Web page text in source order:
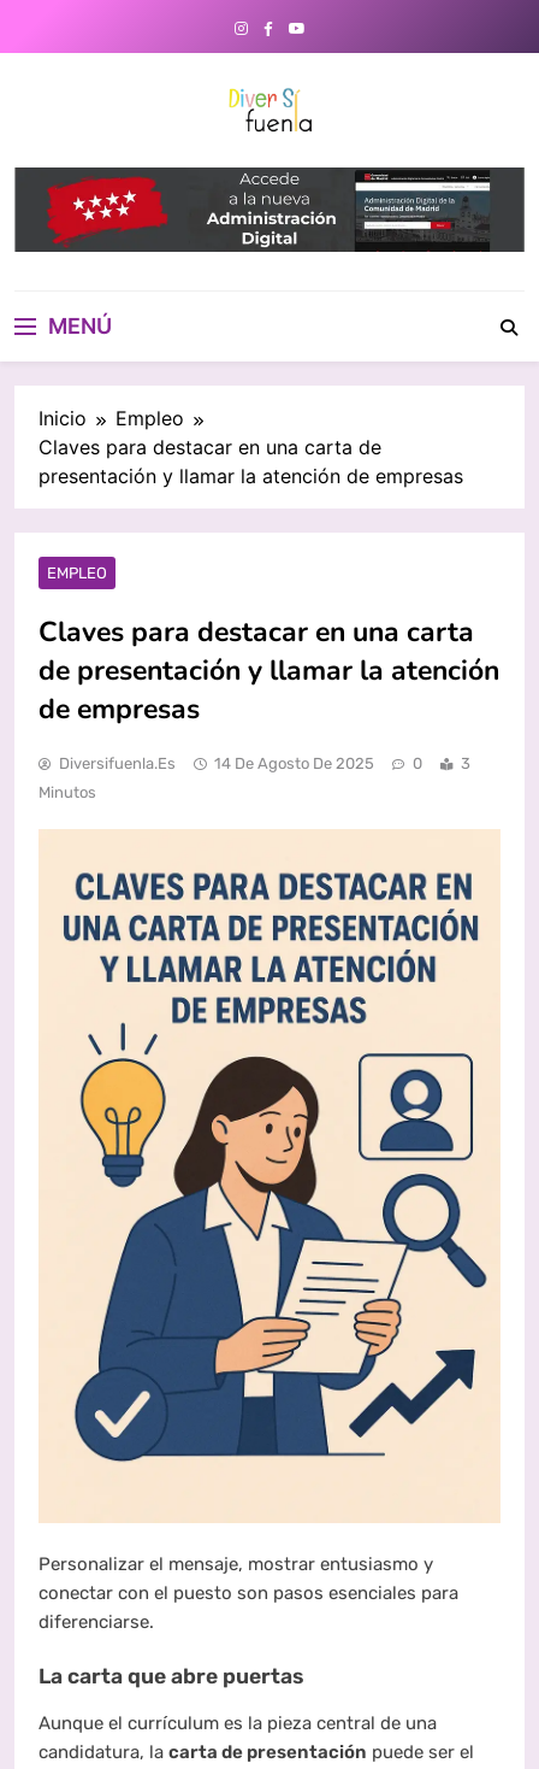
DiverSiFuenla
Diversifuenla – Tu medio digital
de referencia en Fuenlabrada.
Noticias, eventos culturales,
gastronomía y un directorio de
MENÚ
Inicio
Empleo
Claves para destacar en una carta de
presentación y llamar la atención de empresas
EMPLEO
Claves para destacar en una carta
de presentación y llamar la atención
de empresas
Diversifuenla.es 14 De Agosto De 2025 0
3
Minutos
Personalizar el mensaje, mostrar entusiasmo y
conectar con el puesto son pasos esenciales para
diferenciarse.
La carta que abre puertas
Aunque el currículum es la pieza central de una
candidatura, la carta de presentación puede ser el